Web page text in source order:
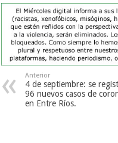
Anterior
4 de septiembre: se
96 nuevos casos de
en Entre Ríos.